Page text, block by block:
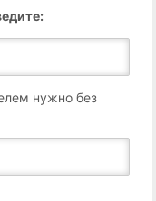
нужно без